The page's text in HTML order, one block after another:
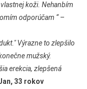
koži. Nehanbím
odporúčam “–
Výrazne to zlepšilo
mužský.
erekcia, zlepšená
33 rokov